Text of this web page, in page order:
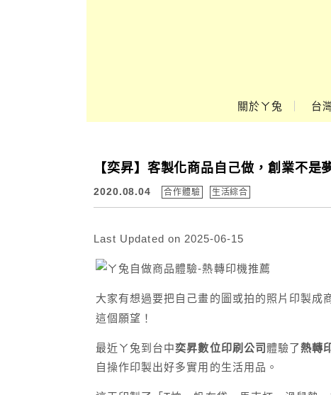
關於ㄚ兔 台
【奕昇】客製化商品自己做，創業不
2020.08.04 合作體驗 生活綜合
Last Updated on 2025-06-15
大家有想過要把自己畫的圖或拍的照片印製成
這個願望！
最近ㄚ兔到台中奕昇數位印刷公司體驗了熱轉
自操作印製出好多實用的生活用品。